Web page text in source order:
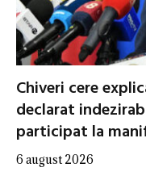
Chiveri cere
declarat
participat la
6 august 2026